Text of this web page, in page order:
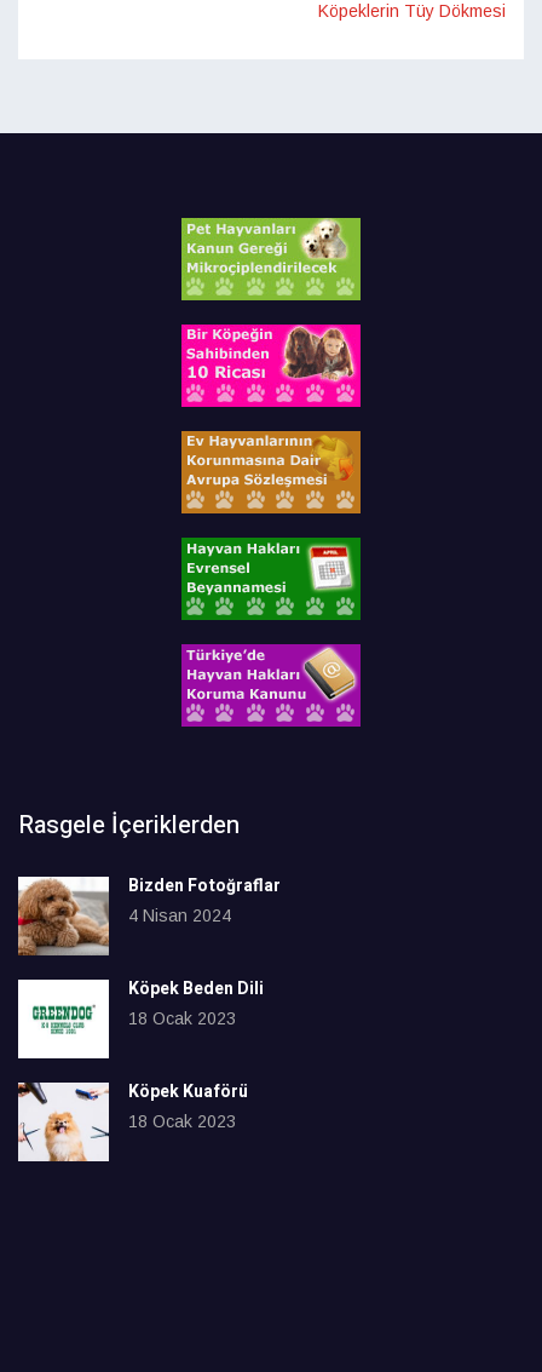
Köpeklerin Tüy Dökmesi
Rasgele İçeriklerden
Bizden Fotoğraflar
4 Nisan 2024
Köpek Beden Dili
18 Ocak 2023
Köpek Kuaförü
18 Ocak 2023